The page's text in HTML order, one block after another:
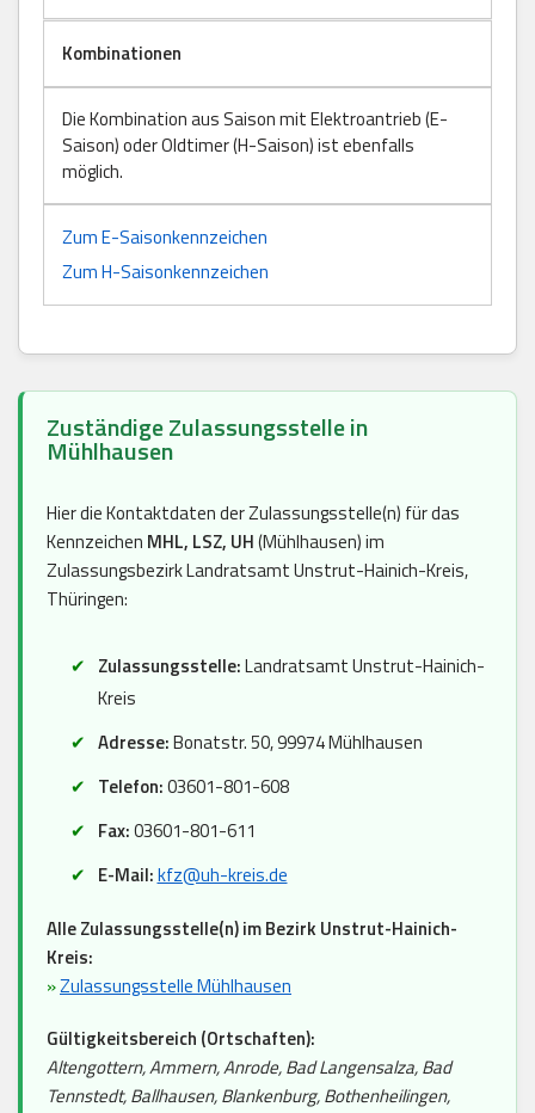
Kombinationen
Die Kombination aus Saison mit Elektroantrieb (E-
Saison) oder Oldtimer (H-Saison) ist ebenfalls
möglich.
Zum E-Saisonkennzeichen
Zum H-Saisonkennzeichen
Zuständige Zulassungsstelle in
Mühlhausen
Hier die Kontaktdaten der Zulassungsstelle(n) für das
Kennzeichen MHL, LSZ, UH(Mühlhausen) im
Zulassungsbezirk Landratsamt Unstrut-Hainich-Kreis,
Thüringen:
Zulassungsstelle:Landratsamt Unstrut-Hainich-
Kreis
Adresse:Bonatstr. 50, 99974 Mühlhausen
Telefon:03601-801-608
Fax:03601-801-611
E-Mail:kfz@uh-kreis.de
Alle Zulassungsstelle(n) im Bezirk Unstrut-Hainich-
Kreis:
»Zulassungsstelle Mühlhausen
Gültigkeitsbereich (Ortschaften):
Altengottern, Ammern, Anrode, Bad Langensalza, Bad
Tennstedt, Ballhausen, Blankenburg, Bothenheilingen,